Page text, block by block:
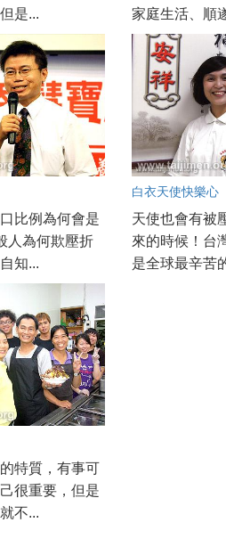
是...
家庭生活、順
比例為何會是
人為何欺壓折
知...
白衣天使快樂心
天使也會有被
來的時候！台
是全球最辛苦
特質，有事可
很重要，但是
不...